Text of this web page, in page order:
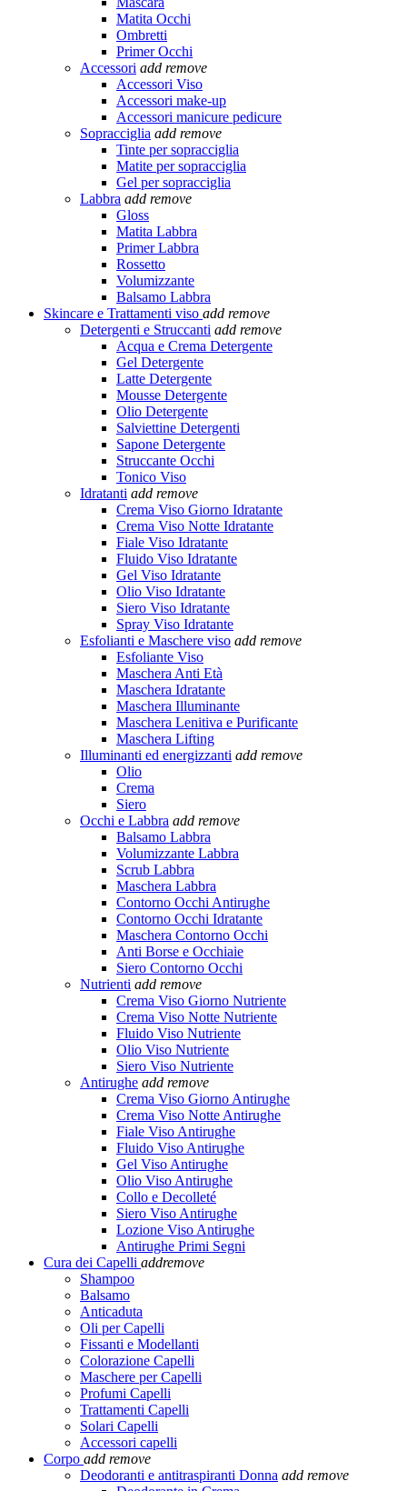
Matita Occhi
Ombretti
Primer Occhi
Accessori add remove
Accessori Viso
Accessori make-up
Accessori manicure pedicure
Sopracciglia add remove
Tinte per sopracciglia
Matite per sopracciglia
Gel per sopracciglia
Labbra add remove
Gloss
Matita Labbra
Primer Labbra
Rossetto
Volumizzante
Balsamo Labbra
Skincare e Trattamenti viso add remove
Detergenti e Struccanti add remove
Acqua e Crema Detergente
Gel Detergente
Latte Detergente
Mousse Detergente
Olio Detergente
Salviettine Detergenti
Sapone Detergente
Struccante Occhi
Tonico Viso
Idratanti add remove
Crema Viso Giorno Idratante
Crema Viso Notte Idratante
Fiale Viso Idratante
Fluido Viso Idratante
Gel Viso Idratante
Olio Viso Idratante
Siero Viso Idratante
Spray Viso Idratante
Esfolianti e Maschere viso add remove
Esfoliante Viso
Maschera Anti Età
Maschera Idratante
Maschera Illuminante
Maschera Lenitiva e Purificante
Maschera Lifting
Illuminanti ed energizzanti add remove
Olio
Crema
Siero
Occhi e Labbra add remove
Balsamo Labbra
Volumizzante Labbra
Scrub Labbra
Maschera Labbra
Contorno Occhi Antirughe
Contorno Occhi Idratante
Maschera Contorno Occhi
Anti Borse e Occhiaie
Siero Contorno Occhi
Nutrienti add remove
Crema Viso Giorno Nutriente
Crema Viso Notte Nutriente
Fluido Viso Nutriente
Olio Viso Nutriente
Siero Viso Nutriente
Antirughe add remove
Crema Viso Giorno Antirughe
Crema Viso Notte Antirughe
Fiale Viso Antirughe
Fluido Viso Antirughe
Gel Viso Antirughe
Olio Viso Antirughe
Collo e Decolleté
Siero Viso Antirughe
Lozione Viso Antirughe
Antirughe Primi Segni
Cura dei Capelli addremove
Shampoo
Balsamo
Anticaduta
Oli per Capelli
Fissanti e Modellanti
Colorazione Capelli
Maschere per Capelli
Profumi Capelli
Trattamenti Capelli
Solari Capelli
Accessori capelli
Corpo add remove
Deodoranti e antitraspiranti Donna add remove